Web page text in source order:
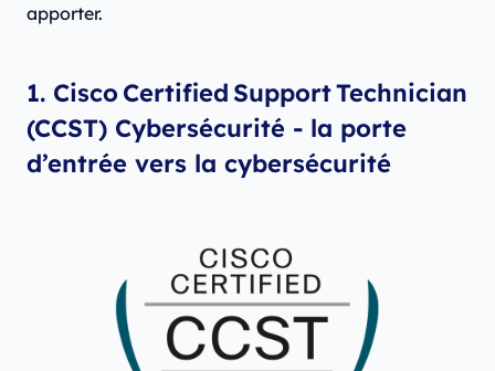
apporter.
1. Cisco Certified Support Technician
(CCST) Cybersécurité - la porte
d’entrée vers la cybersécurité